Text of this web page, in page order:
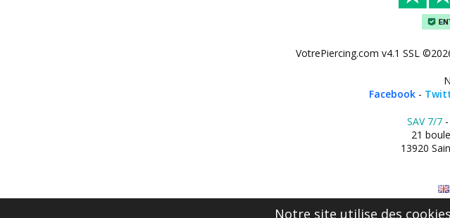
VotrePiercing.com v4.1 SSL
Facebook -
SAV 7/7-
21
13920
Notre site utilise des